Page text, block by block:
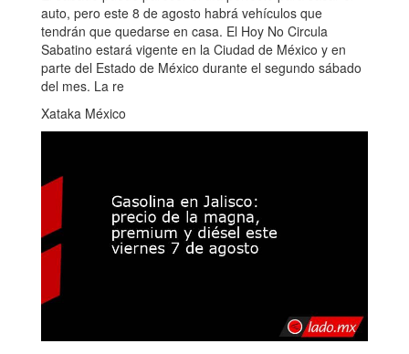
auto, pero este 8 de agosto habrá vehículos que
tendrán que quedarse en casa. El Hoy No Circula
Sabatino estará vigente en la Ciudad de México y en
parte del Estado de México durante el segundo sábado
del mes. La re
Xataka México